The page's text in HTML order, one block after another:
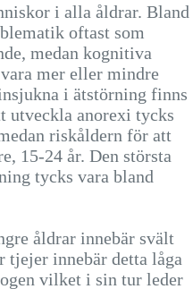
i alla åldrar. Bland
oftast som
medan kognitiva
mer eller mindre
i ätstörning finns
utveckla anorexi tycks
riskåldern för att
15-24 år. Den största
tycks vara bland
åldrar innebär svält
tjejer innebär detta låga
vilket i sin tur leder